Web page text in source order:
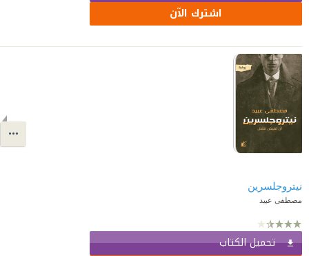
اشترك الآن
نيتروجلسرين
مصطفى عبيد
تحميل الكتاب